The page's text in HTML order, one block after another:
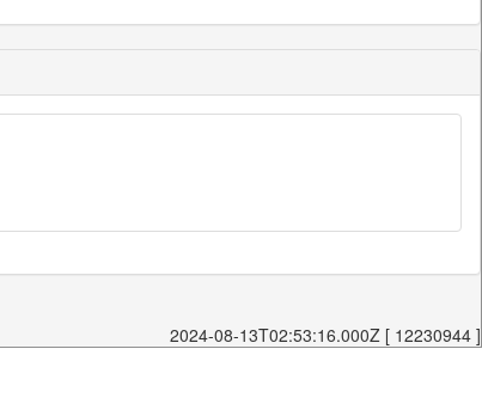
2024-08-13T02:53:16.000Z [ 12230944 ]